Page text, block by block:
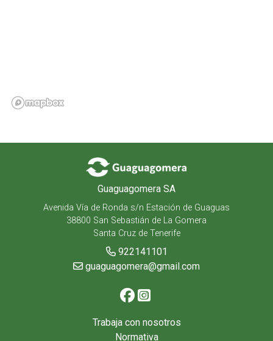
Guaguagomera SA
Avenida Vía de Ronda s/n Estación de Guaguas
38800 San Sebastián de La Gomera
Santa Cruz de Tenerife
922141101
guaguagomera@gmail.com
Trabaja con nosotros
Normativa